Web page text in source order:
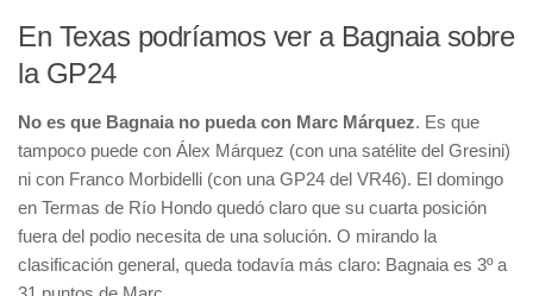
En Texas podríamos ver a Bagnaia sobre
la GP24
No es que Bagnaia no pueda con Marc Márquez. Es que
tampoco puede con Álex Márquez (con una satélite del Gresini)
ni con Franco Morbidelli (con una GP24 del VR46). El domingo
en Termas de Río Hondo quedó claro que su cuarta posición
fuera del podio necesita de una solución. O mirando la
clasificación general, queda todavía más claro: Bagnaia es 3º a